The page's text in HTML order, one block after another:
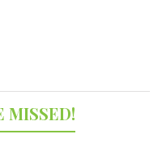
MISSED!